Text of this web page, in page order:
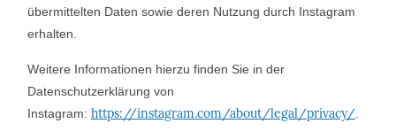
übermittelten Daten sowie deren Nutzung durch Instagram
erhalten.
Weitere Informationen hierzu finden Sie in der
Datenschutzerklärung von
Instagram: https://instagram.com/about/legal/privacy/